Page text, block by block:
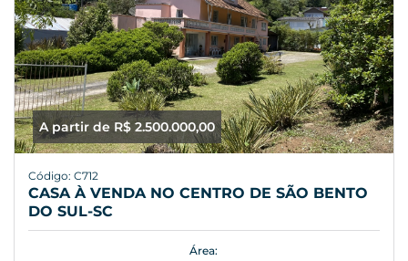
A partir de R$ 2.500.000,00
Código: C712
CASA À VENDA NO CENTRO DE SÃO BENTO
DO SUL-SC
Área: